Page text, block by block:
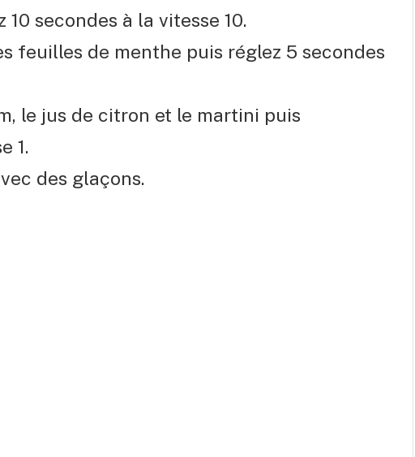
secondes à la vitesse 10.
feuilles de menthe puis réglez 5 secondes
le jus de citron et le martini puis
1.
des glaçons.